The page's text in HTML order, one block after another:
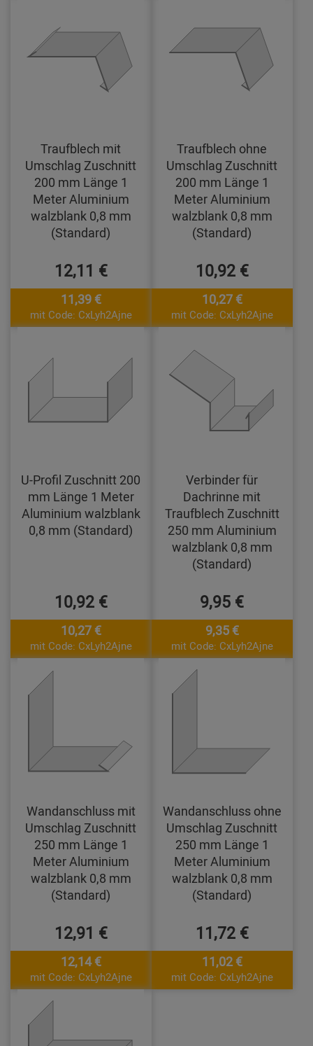
Traufblech mit
Umschlag Zuschnitt
200 mm Länge 1
Meter Aluminium
walzblank 0,8 mm
(Standard)
12,11 €
11,39 €
mit Code: CxLyh2Ajne
Traufblech ohne
Umschlag Zuschnitt
200 mm Länge 1
Meter Aluminium
walzblank 0,8 mm
(Standard)
10,92 €
10,27 €
mit Code: CxLyh2Ajne
U-Profil Zuschnitt 200
mm Länge 1 Meter
Aluminium walzblank
0,8 mm (Standard)
10,92 €
10,27 €
mit Code: CxLyh2Ajne
Verbinder für
Dachrinne mit
Traufblech Zuschnitt
250 mm Aluminium
walzblank 0,8 mm
(Standard)
9,95 €
9,35 €
mit Code: CxLyh2Ajne
Wandanschluss mit
Umschlag Zuschnitt
250 mm Länge 1
Meter Aluminium
walzblank 0,8 mm
(Standard)
12,91 €
12,14 €
mit Code: CxLyh2Ajne
Wandanschluss ohne
Umschlag Zuschnitt
250 mm Länge 1
Meter Aluminium
walzblank 0,8 mm
(Standard)
11,72 €
11,02 €
mit Code: CxLyh2Ajne